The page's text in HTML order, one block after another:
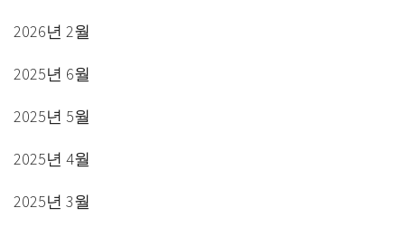
2026년 2월
2025년 6월
2025년 5월
2025년 4월
2025년 3월